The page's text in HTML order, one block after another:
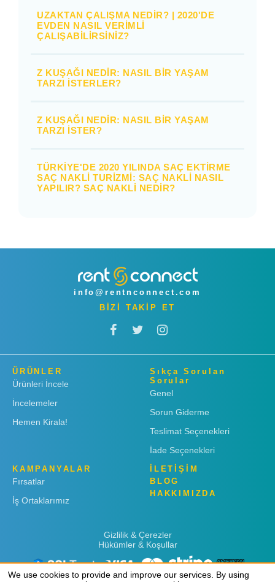
UZAKTAN ÇALIŞMA NEDIR? | 2020'DE
EVDEN NASIL VERIMLI
ÇALIŞABILIRSINIZ?
Z KUŞAĞI NEDIR: NASIL BIR YAŞAM
TARZI İSTERLER?
Z KUŞAĞI NEDIR: NASIL BIR YAŞAM
TARZI İSTER?
TÜRKIYE'DE 2020 YILINDA SAÇ EKTIRME
SAÇ NAKLI TURIZMI: SAÇ NAKLI NASIL
YAPILIR? SAÇ NAKLI NEDIR?
info@rentnconnect.com
BİZİ TAKİP ET
ÜRÜNLER
Ürünleri İncele
İncelemeler
Hemen Kirala!
Sıkça Sorulan
Sorular
Genel
Sorun Giderme
Teslimat Seçenekleri
İade Seçenekleri
KAMPANYALAR
Fırsatlar
İş Ortaklarımız
İLETİŞİM
BLOG
HAKKIMIZDA
Gizlilik & Çerezler
Hükümler & Koşullar
We use cookies to provide and improve our services. By using
We use cookies to provide and improve our services. By using